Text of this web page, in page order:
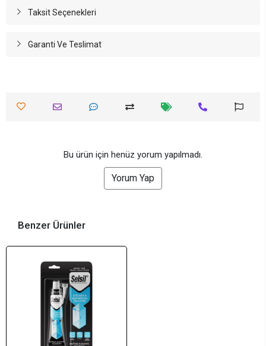
Taksit Seçenekleri
Garanti Ve Teslimat
Bu ürün için henüz yorum yapılmadı.
Yorum Yap
Benzer Ürünler